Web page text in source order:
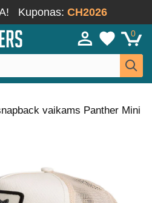
Kuponas: CH2026
0
vaikams Panther Mini